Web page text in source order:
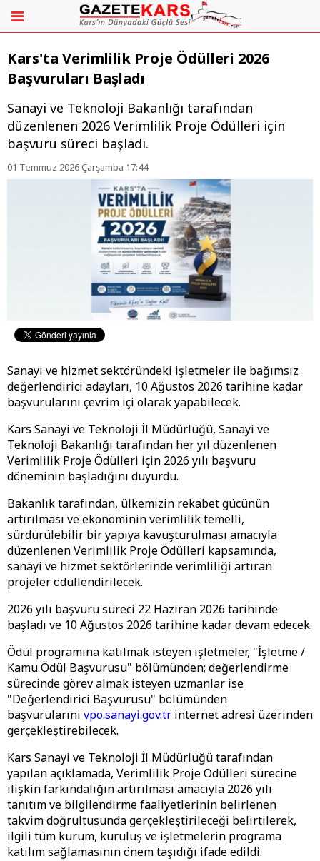
Kars'ta Verimlilik Proje Ödülleri 2026
Başvuruları Başladı
Sanayi ve Teknoloji Bakanlığı tarafından
düzenlenen 2026 Verimlilik Proje Ödülleri için
başvuru süreci başladı.
01 Temmuz 2026 Çarşamba 17:44
Sanayi ve hizmet sektöründeki işletmeler ile bağımsız
değerlendirici adayları, 10 Ağustos 2026 tarihine kadar
başvurularını çevrim içi olarak yapabilecek.
Kars Sanayi ve Teknoloji İl Müdürlüğü, Sanayi ve
Teknoloji Bakanlığı tarafından her yıl düzenlenen
Verimlilik Proje Ödülleri için 2026 yılı başvuru
döneminin başladığını duyurdu.
Bakanlık tarafından, ülkemizin rekabet gücünün
artırılması ve ekonominin verimlilik temelli,
sürdürülebilir bir yapıya kavuşturulması amacıyla
düzenlenen Verimlilik Proje Ödülleri kapsamında,
sanayi ve hizmet sektörlerinde verimliliği artıran
projeler ödüllendirilecek.
2026 yılı başvuru süreci 22 Haziran 2026 tarihinde
başladı ve 10 Ağustos 2026 tarihine kadar devam edecek.
Ödül programına katılmak isteyen işletmeler, "İşletme /
Kamu Ödül Başvurusu" bölümünden; değerlendirme
sürecinde görev almak isteyen uzmanlar ise
"Değerlendirici Başvurusu" bölümünden
başvurularını vpo.sanayi.gov.tr internet adresi üzerinden
gerçekleştirebilecek.
Kars Sanayi ve Teknoloji İl Müdürlüğü tarafından
yapılan açıklamada, Verimlilik Proje Ödülleri sürecine
ilişkin farkındalığın artırılması amacıyla 2026 yılı
tanıtım ve bilgilendirme faaliyetlerinin belirlenen
takvim doğrultusunda gerçekleştirileceği belirtilerek,
ilgili tüm kurum, kuruluş ve işletmelerin programa
katılım sağlamasının önem taşıdığı ifade edildi.